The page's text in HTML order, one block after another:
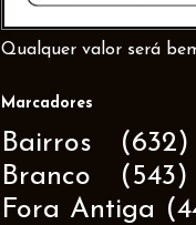
Qualquer valor será
Marcadores
Bairros (632)
Branco
(543)
Fora Antiga